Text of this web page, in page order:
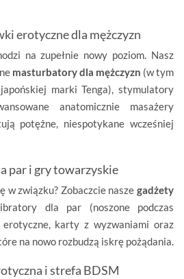
erotyczne dla mężczyzn
na zupełnie nowy poziom. Nasz
masturbatory dla mężczyzn (w tym
marki Tenga), stymulatory
anatomicznie masażery
potężne, niespotykane wcześniej
par i gry towarzyskie
w związku? Zobaczcie nasze gadżety
dla par (noszone podczas
karty z wyzwaniami oraz
na nowo rozbudzą iskrę pożądania.
i strefa BDSM